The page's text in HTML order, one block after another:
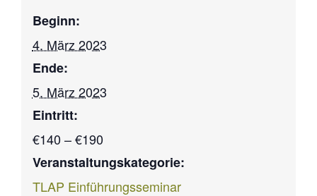
Beginn:
4. März 2023
Ende:
5. März 2023
Eintritt:
€140 – €190
Veranstaltungskategorie:
TLAP Einführungsseminar